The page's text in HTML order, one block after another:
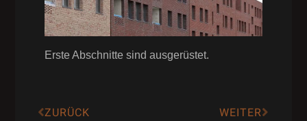
Erste Abschnitte sind ausgerüstet.
ZURÜCK WEITER